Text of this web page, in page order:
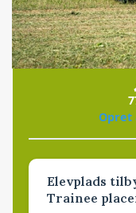
Opret
Elevplads
Trainee